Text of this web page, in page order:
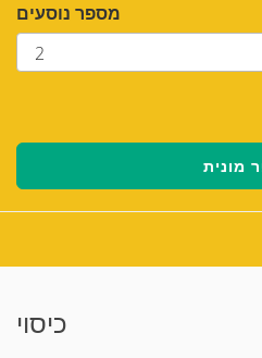
מספר נוסעים
מונית
כיסוי